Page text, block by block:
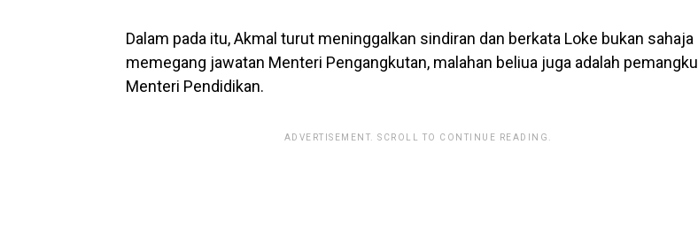
Dalam pada itu, Akmal turut meninggalkan sindiran dan berkata Loke bukan sahaja
memegang jawatan Menteri Pengangkutan, malahan beliua juga adalah pemangku
Menteri Pendidikan.
ADVERTISEMENT. SCROLL TO CONTINUE READING.